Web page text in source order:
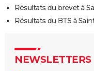
Résultats du brevet à
Résultats du BTS à
NEWSLETTERS